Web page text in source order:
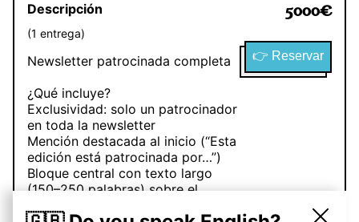
Descripción
(1 entrega)
Newsletter patrocinada completa
¿Qué incluye?
Exclusividad: solo un patrocinador
en toda la newsletter
Mención destacada al inicio (“Esta
edición está patrocinada por…”)
Bloque central con texto largo
(150–250 palabras) sobre el
5000€
👉 Reservar